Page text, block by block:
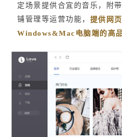
定场景提供合宜的音乐，附
铺管理等运营功能， 提供网
Windows&Mac电脑端的高